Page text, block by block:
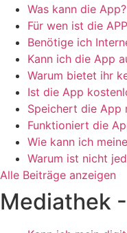
Was kann die App?
Für wen ist die
Benötige ich
Kann ich die App
Warum bietet ihr
Ist die App
Speichert die App
Funktioniert die
Wie kann ich
Warum ist nicht
Alle Beiträge anzeigen
Mediathek